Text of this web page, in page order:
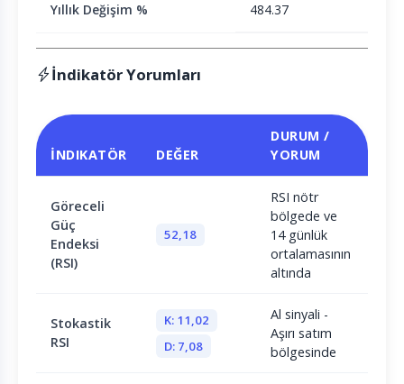
Yıllık Değişim % 484.37
İndikatör Yorumları
İNDIKATÖR DEĞER
DURUM /
YORUM
Göreceli
Güç
Endeksi
(RSI)
52,18
RSI nötr
bölgede ve
14 günlük
ortalamasının
altında
Stokastik
RSI
K: 11,02
D: 7,08
Al sinyali -
Aşırı satım
bölgesinde